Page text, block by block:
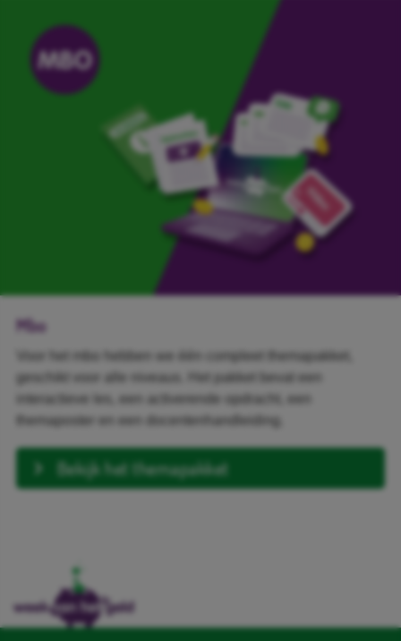
Mbo
Voor het mbo hebben we één compleet themapakket,
geschikt voor alle niveaus. Het pakket bevat een
interactieve les, een activerende opdracht, een
themaposter en een docentenhandleiding.
Bekijk het themapakket